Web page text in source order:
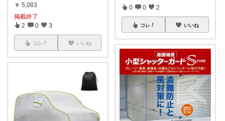
￥ 5,083
掲載終了
2 0 3
コレ いいね
0 0 2
コレ いいね